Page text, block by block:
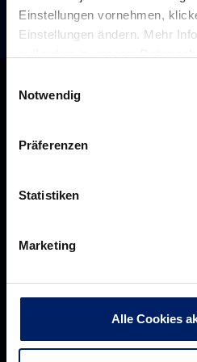
Einstellungen vornehmen,
Einstellungen ändern. Mehr
Notwendig
Präferenzen
Statistiken
Marketing
Alle Cookies